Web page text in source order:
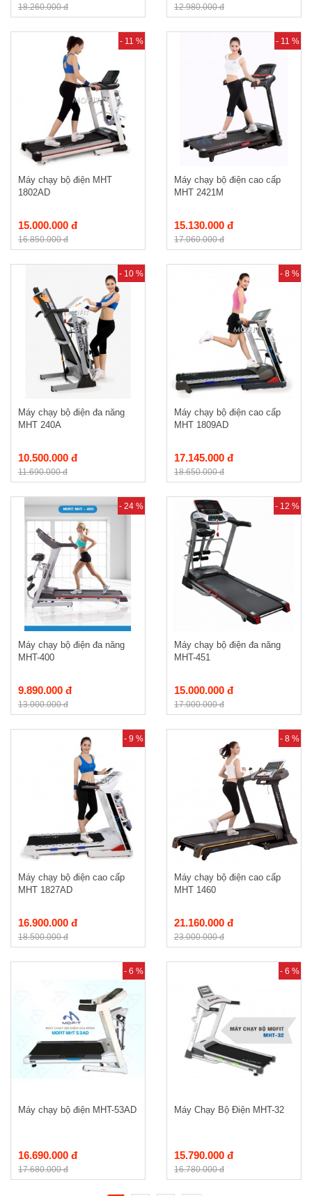
18.260.000 đ 12.980.000 đ
- 11 %
Máy chạy bộ điện MHT
1802AD
15.000.000 đ
16.850.000 đ
- 11 %
Máy chạy bộ điện cao cấp
MHT 2421M
15.130.000 đ
17.060.000 đ
- 10 %
Máy chạy bộ điện đa năng
MHT 240A
10.500.000 đ
11.690.000 đ
- 8 %
Máy chạy bộ điện cao cấp
MHT 1809AD
17.145.000 đ
18.650.000 đ
- 24 %
Máy chạy bộ điện đa năng
MHT-400
9.890.000 đ
13.000.000 đ
- 12 %
Máy chạy bộ điện đa năng
MHT-451
15.000.000 đ
17.000.000 đ
- 9 %
Máy chạy bộ điện cao cấp
MHT 1827AD
16.900.000 đ
18.500.000 đ
- 8 %
Máy chạy bộ điện cao cấp
MHT 1460
21.160.000 đ
23.000.000 đ
- 6 %
Máy chạy bộ điện MHT-53AD
16.690.000 đ
17.680.000 đ
- 6 %
Máy Chạy Bộ Điện MHT-32
15.790.000 đ
16.780.000 đ